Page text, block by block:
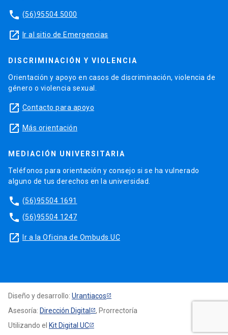
phone (56)95504 5000
launch Ir al sitio de Emergencias
DISCRIMINACIÓN Y VIOLENCIA
Orientación y apoyo en casos de discriminación, violencia de
género o violencia sexual.
launch Contacto para apoyo
launch Más orientación
MEDIACIÓN UNIVERSITARIA
Teléfonos para orientación y consejo si se ha vulnerado
alguno de tus derechos en la universidad.
phone (56)95504 1691
phone (56)95504 1247
launch Ir a la Oficina de Ombuds UC
Diseño y desarrollo: Urantiacos
Asesoría: Dirección Digital
, Prorrectoría
Utilizando el Kit Digital UC